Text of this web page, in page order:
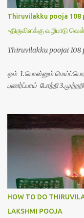
Thiruvilakku pooja 108
-திருவிளக்கு வழிபாடு
Thiruvilakku poojai
ஓம் 1.பொன்னும்
புணர்ப்பாய் போற்றி
8.பிறர்வயமாகா பெரியோய்
போற்றி 10.பேரருட்கடலாம்
HOW TO DO
LAKSHMI POOJA